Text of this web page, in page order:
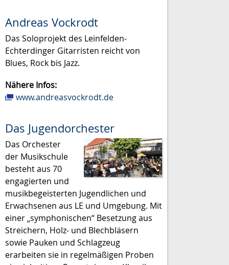
Andreas Vockrodt
Das Soloprojekt des Leinfelden-
Echterdinger Gitarristen reicht von
Blues, Rock bis Jazz.
Nähere Infos:
www.andreasvockrodt.de
Das Jugendorchester
Das Orchester
der Musikschule
besteht aus 70
engagierten und
musikbegeisterten Jugendlichen und
Erwachsenen aus LE und Umgebung. Mit
einer „symphonischen“ Besetzung aus
Streichern, Holz- und Blechbläsern
sowie Pauken und Schlagzeug
erarbeiten sie in regelmäßigen Proben